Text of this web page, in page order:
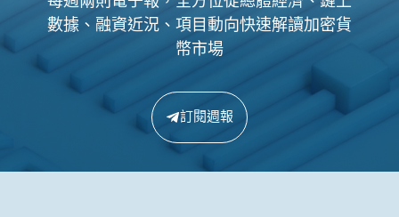
數據、融資近況、項目動向快速解讀加密貨
幣市場
訂閱週報